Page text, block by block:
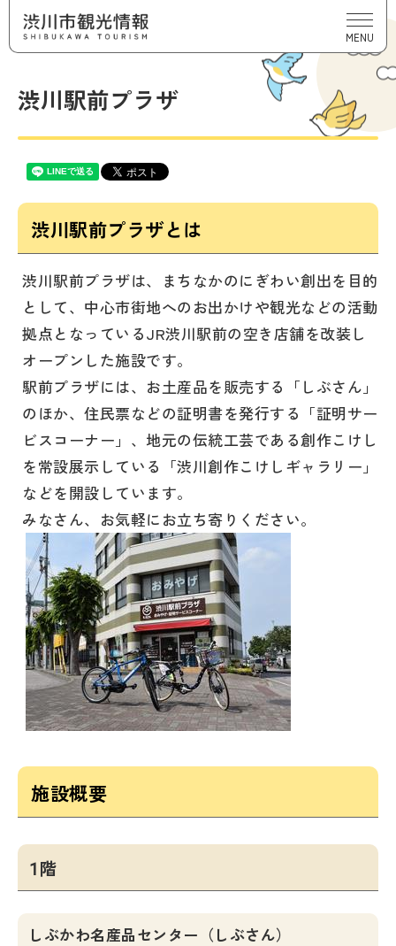
MENU
渋川駅前プラザ
渋川駅前プラザとは
渋川駅前プラザは、まちなかのにぎわい創出を目的
として、中心市街地へのお出かけや観光などの活動
拠点となっているJR渋川駅前の空き店舗を改装し
オープンした施設です。
駅前プラザには、お土産品を販売する「しぶさん」
のほか、住民票などの証明書を発行する「証明サー
ビスコーナー」、地元の伝統工芸である創作こけし
を常設展示している「渋川創作こけしギャラリー」
などを開設しています。
みなさん、お気軽にお立ち寄りください。
施設概要
1階
しぶかわ名産品センター（しぶさん）